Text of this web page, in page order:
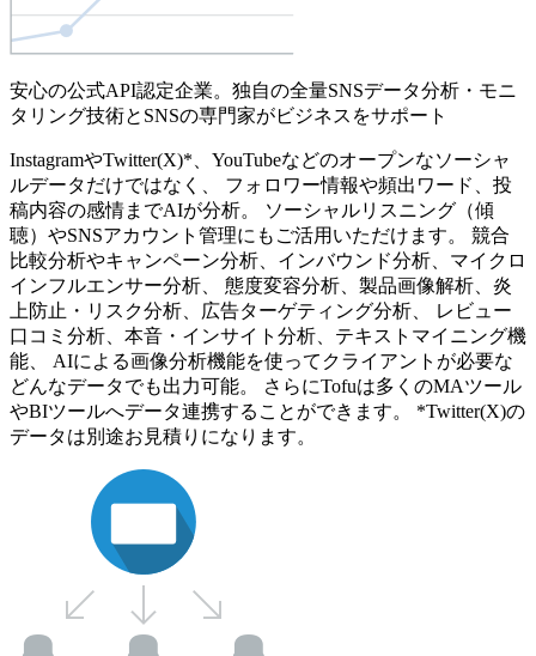
安心の公式API認定企業。独自の全量SNSデータ分析・モニ
タリング技術とSNSの専門家がビジネスをサポート
InstagramやTwitter(X)*、YouTubeなどのオープンなソーシャ
ルデータだけではなく、 フォロワー情報や頻出ワード、投
稿内容の感情までAIが分析。 ソーシャルリスニング（傾
聴）やSNSアカウント管理にもご活用いただけます。 競合
比較分析やキャンペーン分析、インバウンド分析、マイクロ
インフルエンサー分析、 態度変容分析、製品画像解析、炎
上防止・リスク分析、広告ターゲティング分析、 レビュー
口コミ分析、本音・インサイト分析、テキストマイニング機
能、 AIによる画像分析機能を使ってクライアントが必要な
どんなデータでも出力可能。 さらにTofuは多くのMAツール
やBIツールへデータ連携することができます。 *Twitter(X)の
データは別途お見積りになります。